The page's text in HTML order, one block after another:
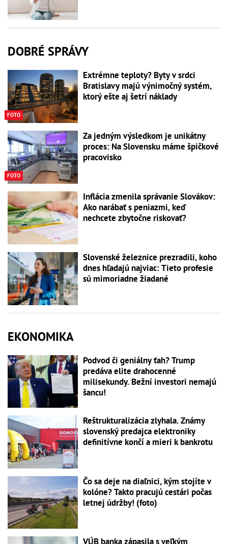
DOBRÉ SPRÁVY
FOTO
Extrémne teploty? Byty v srdci
Bratislavy majú výnimočný systém,
ktorý ešte aj šetrí náklady
FOTO
Za jedným výsledkom je unikátny
proces: Na Slovensku máme špičkové
pracovisko
Inflácia zmenila správanie Slovákov:
Ako narábať s peniazmi, keď
nechcete zbytočne riskovať?
Slovenské železnice prezradili, koho
dnes hľadajú najviac: Tieto profesie
sú mimoriadne žiadané
EKONOMIKA
Podvod či geniálny ťah? Trump
predáva elite drahocenné
milisekundy. Bežní investori nemajú
šancu!
Reštrukturalizácia zlyhala. Známy
slovenský predajca elektroniky
definitívne končí a mieri k bankrotu
Čo sa deje na diaľnici, kým stojíte v
kolóne? Takto pracujú cestári počas
letnej údržby! (foto)
VÚB banka zápasila s veľkým